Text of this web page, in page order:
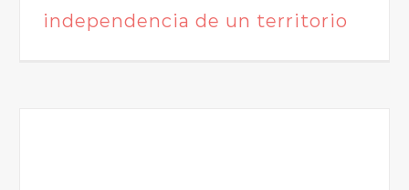
independencia de un territorio